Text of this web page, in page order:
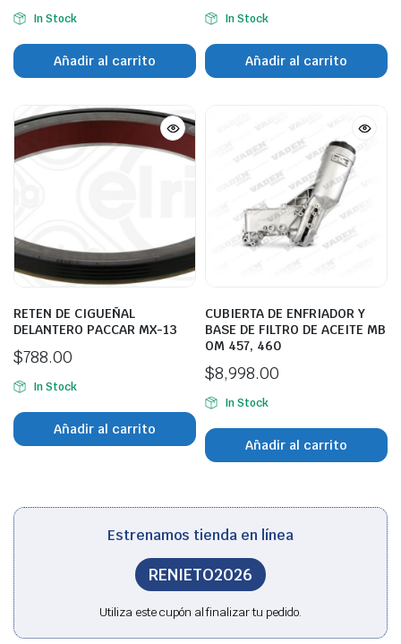
In Stock
Añadir al carrito
In Stock
Añadir al carrito
RETEN DE CIGUEÑAL
DELANTERO PACCAR MX-13
$788.00
In Stock
Añadir al carrito
CUBIERTA DE ENFRIADOR Y
BASE DE FILTRO DE ACEITE MB
OM 457, 460
$8,998.00
In Stock
Añadir al carrito
Estrenamos tienda en línea
RENIETO2026
Utiliza este cupón al finalizar tu pedido.